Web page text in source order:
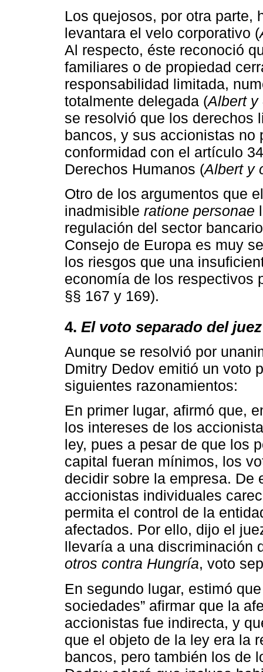
Los quejosos, por otra parte,
levantara el velo corporativo (
Al respecto, éste reconoció
familiares o de propiedad
responsabilidad limitada,
totalmente delegada (Albert y
se resolvió que los derechos
bancos, y sus accionistas no
conformidad con el artículo
Derechos Humanos (Albert y
Otro de los argumentos que
inadmisible ratione personae
regulación del sector
Consejo de Europa es muy
los riesgos que una
economía de los respectivos
§§ 167 y 169).
4. El voto separado del
Aunque se resolvió por
Dmitry Dedov emitió un voto
siguientes razonamientos:
En primer lugar, afirmó que,
los intereses de los
ley, pues a pesar de que los
capital fueran mínimos, los
decidir sobre la empresa. De
accionistas individuales
permita el control de la
afectados. Por ello, dijo el
llevaría a una discriminación
otros contra Hungría, voto
En segundo lugar, estimó
sociedades” afirmar que la
accionistas fue indirecta, y
que el objeto de la ley era la
bancos, pero también los de